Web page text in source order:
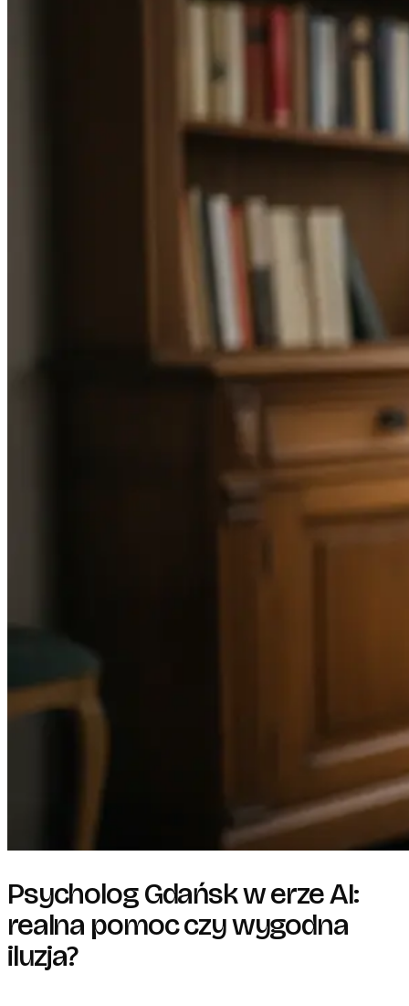
Psycholog Gdańsk w erze AI:
realna pomoc czy wygodna
iluzja?